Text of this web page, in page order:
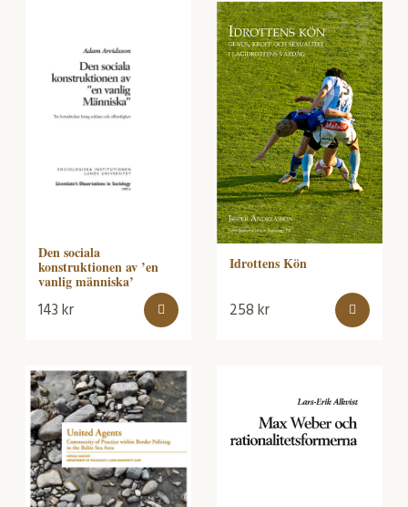
Den sociala
konstruktionen av ’en
vanlig människa’
143kr
Idrottens Kön
258kr